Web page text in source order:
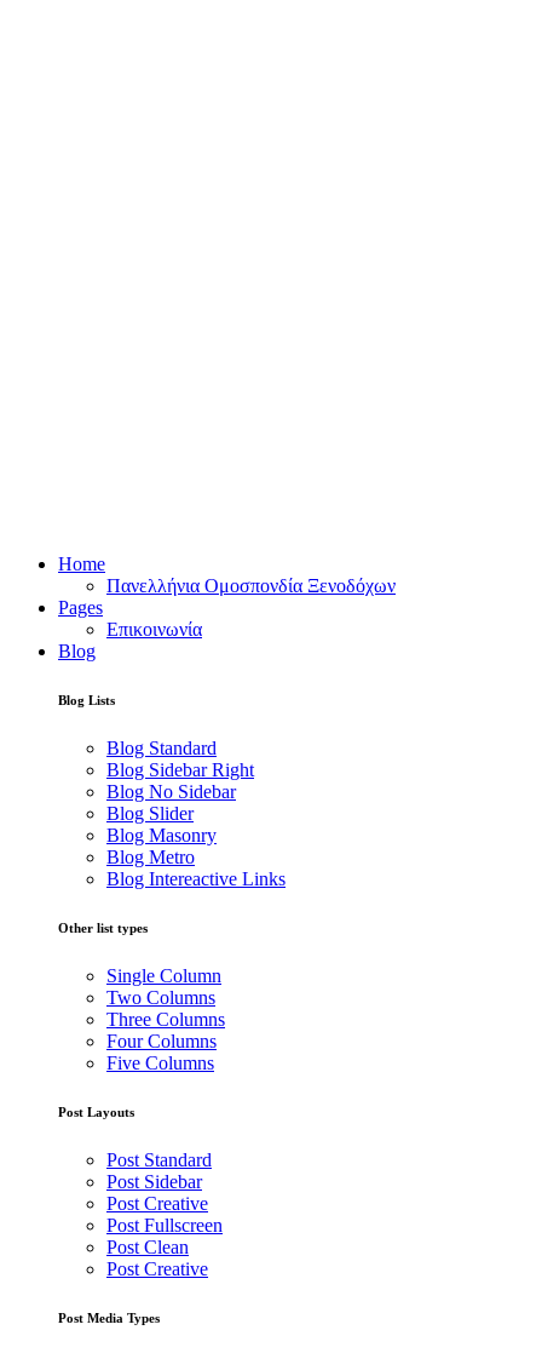
Home
Πανελλήνια Ομοσπονδία Ξενοδόχων
Pages
Επικοινωνία
Blog
Blog Lists
Blog Standard
Blog Sidebar Right
Blog No Sidebar
Blog Slider
Blog Masonry
Blog Metro
Blog Intereactive Links
Other list types
Single Column
Two Columns
Three Columns
Four Columns
Five Columns
Post Layouts
Post Standard
Post Sidebar
Post Creative
Post Fullscreen
Post Clean
Post Creative
Post Media Types